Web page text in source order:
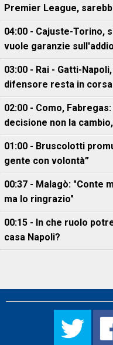
Premier League,
04:00 - Cajuste-Torino,
vuole garanzie sull'addio
03:00 - Rai - Gatti-
difensore resta in corsa
02:00 - Como,
decisione non la
01:00 - Bruscolotti
gente con volontà”
00:37 - Malagò: "Conte
ma lo ringrazio"
00:15 - In che ruolo
casa Napoli?